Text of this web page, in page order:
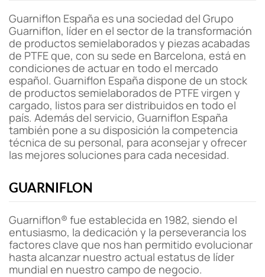
Guarniflon España es una sociedad del Grupo
Guarniflon, líder en el sector de la transformación
de productos semielaborados y piezas acabadas
de PTFE que, con su sede en Barcelona, está en
condiciones de actuar en todo el mercado
español. Guarniflon España dispone de un stock
de productos semielaborados de PTFE virgen y
cargado, listos para ser distribuidos en todo el
país. Además del servicio, Guarniflon España
también pone a su disposición la competencia
técnica de su personal, para aconsejar y ofrecer
las mejores soluciones para cada necesidad.
GUARNIFLON
Guarniflon® fue establecida en 1982, siendo el
entusiasmo, la dedicación y la perseverancia los
factores clave que nos han permitido evolucionar
hasta alcanzar nuestro actual estatus de líder
mundial en nuestro campo de negocio.